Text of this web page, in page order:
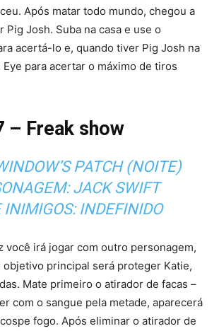
Após matar todo mundo, chegou a
Pig Josh. Suba na casa e use o
acertá-lo e, quando tiver Pig Josh na
Eye para acertar o máximo de tiros
– Freak show
PATCH (NOITE)
JACK SWIFT
INIMIGOS: INDEFINIDO
você irá jogar com outro personagem,
objetivo principal será proteger Katie,
Mate primeiro o atirador de facas –
com o sangue pela metade, aparecerá
fogo. Após eliminar o atirador de